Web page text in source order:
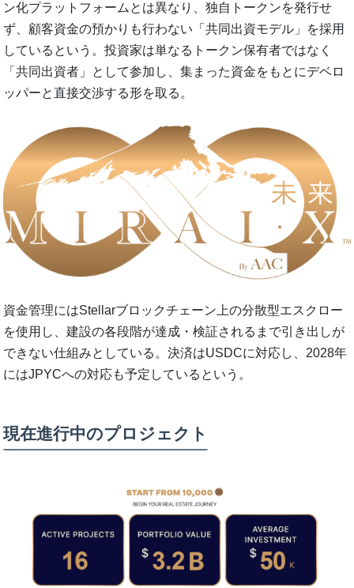
ン化プラットフォームとは異なり、独自トークンを発行せ
ず、顧客資金の預かりも行わない「共同出資モデル」を採用
しているという。投資家は単なるトークン保有者ではなく
「共同出資者」として参加し、集まった資金をもとにデベロ
ッパーと直接交渉する形を取る。
資金管理にはStellarブロックチェーン上の分散型エスクロー
を使用し、建設の各段階が達成・検証されるまで引き出しが
できない仕組みとしている。決済はUSDCに対応し、2028年
にはJPYCへの対応も予定しているという。
現在進行中のプロジェクト